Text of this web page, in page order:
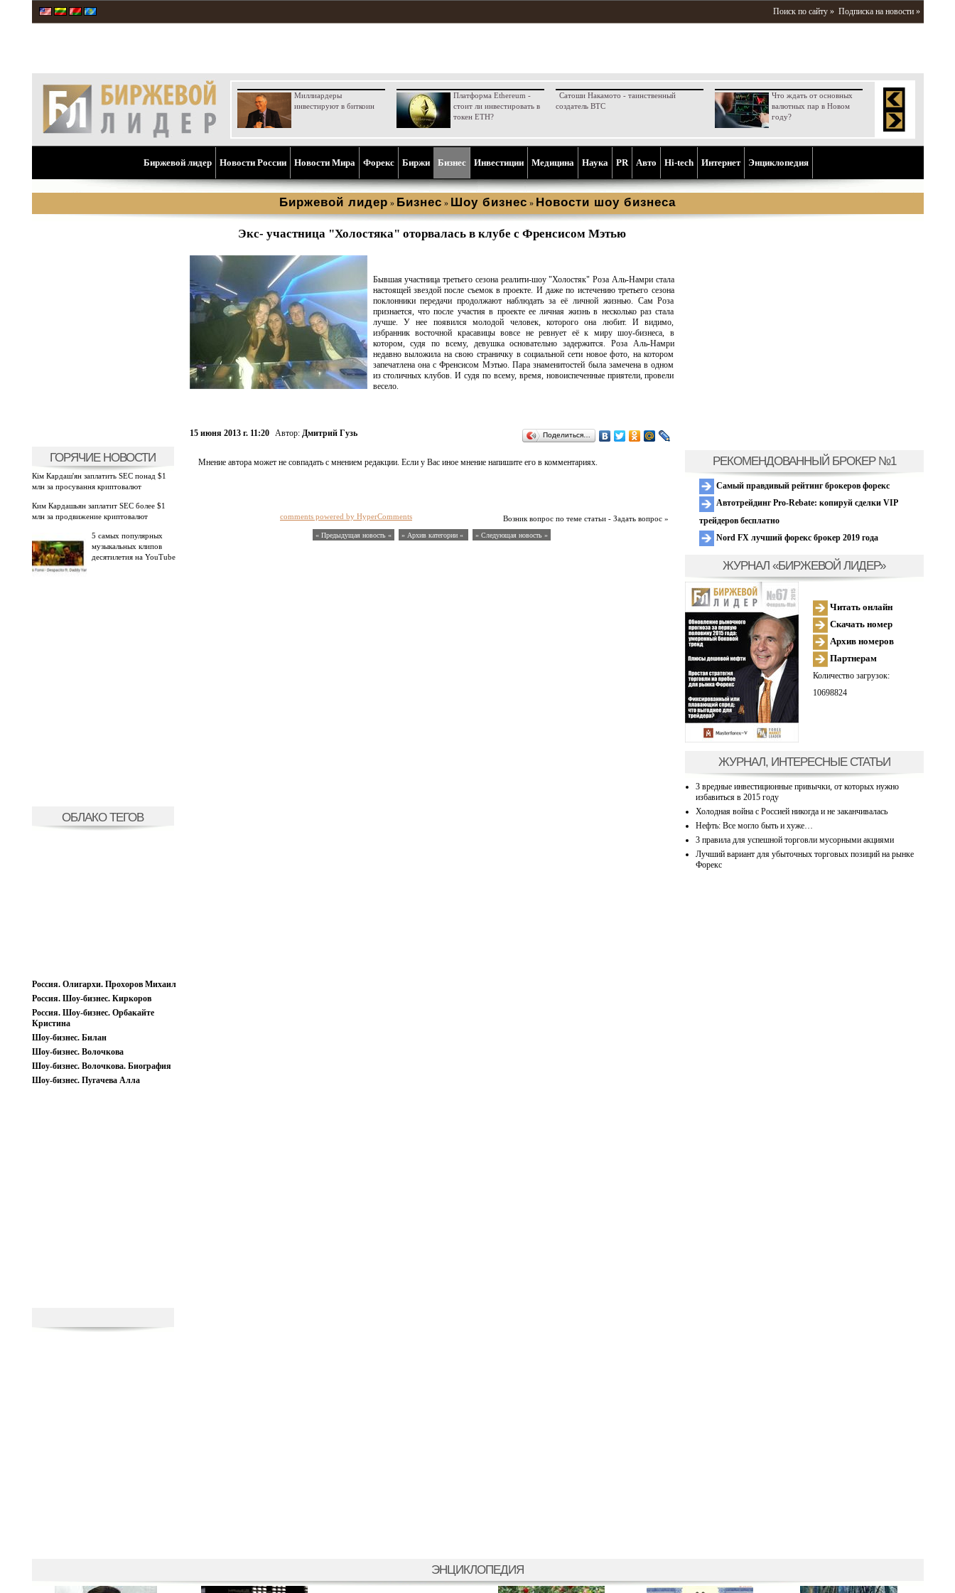
Поиск по сайту » Подписка на новости »
Миллиардеры
инвестируют в биткоин
Платформа Ethereum -
стоит ли инвестировать в
токен ETH?
Сатоши Накамото - таинственный
создатель BTC
Что ждать от основных
валютных пар в Новом
году?
Биржевой лидер Новости России Новости Мира Форекс Биржи Бизнес Инвестиции Медицина Наука PR Aвто Hi-tech Интернет Энциклопедия
Биржевой лидер » Бизнес » Шоу бизнес » Новости шоу бизнеса
ГОРЯЧИЕ НОВОСТИ
Кім Кардаш'ян заплатить SEC понад $1
млн за просування криптовалют
Ким Кардашьян заплатит SEC более $1
млн за продвижение криптовалют
5 самых популярных
музыкальных клипов
десятилетия на YouTube
ОБЛАКО ТЕГОВ
Россия. Олигархи. Прохоров Михаил
Россия. Шоу-бизнес. Киркоров
Россия. Шоу-бизнес. Орбакайте
Кристина
Шоу-бизнес. Билан
Шоу-бизнес. Волочкова
Шоу-бизнес. Волочкова. Биография
Шоу-бизнес. Пугачева Алла
Экс- участница "Холостяка" оторвалась в клубе с Френсисом Мэтью
Бывшая участница третьего сезона реалити-шоу "Холостяк" Роза Аль-Намри стала
настоящей звездой после съемок в проекте. И даже по истечению третьего сезона
поклонники передачи продолжают наблюдать за её личной жизнью. Сам Роза
признается, что после участия в проекте ее личная жизнь в несколько раз стала
лучше. У нее появился молодой человек, которого она любит. И видимо,
избранник восточной красавицы вовсе не ревнует её к миру шоу-бизнеса, в
котором, судя по всему, девушка основательно задержится. Роза Аль-Намри
недавно выложила на свою страничку в социальной сети новое фото, на котором
запечатлена она с Френсисом Мэтью. Пара знаменитостей была замечена в одном
из столичных клубов. И судя по всему, время, новоиспеченные приятели, провели
весело.
15 июня 2013 г. 11:20 Автор: Дмитрий Гузь Поделиться…
Мнение автора может не совпадать с мнением редакции. Если у Вас иное мнение напишите его в комментариях.
Возник вопрос по теме статьи - Задать вопрос »
comments powered by HyperComments
« Предыдущая новость « » Архив категории « » Следующая новость »
РЕКОМЕНДОВАННЫЙ БРОКЕР №1
Самый правдивый рейтинг брокеров форекс
Автотрейдинг Pro-Rebate: копируй сделки VIP
трейдеров бесплатно
Nord FX лучший форекс брокер 2019 года
ЖУРНАЛ «БИРЖЕВОЙ ЛИДЕР»
Читать онлайн
Скачать номер
Архив номеров
Партнерам
Количество загрузок:
10698824
ЖУРНАЛ, ИНТЕРЕСНЫЕ СТАТЬИ
3 вредные инвестиционные привычки, от которых нужно
избавиться в 2015 году
Холодная война с Россией никогда и не заканчивалась
Нефть: Все могло быть и хуже…
3 правила для успешной торговли мусорными акциями
Лучший вариант для убыточных торговых позиций на рынке
Форекс
ЭНЦИКЛОПЕДИЯ